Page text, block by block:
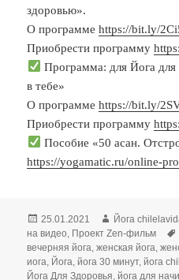
здоровью».
О программеhttps://bit.ly/
Приобрести программу
Программа: для Йога
в тебе»
О программеhttps://bit.ly/
Приобрести программу
Пособие «50 асан.
https://yogamatic.ru/online-
Опубликовано
25.01.2021 Автор
Йога
на видео Проект Zen-фильм
вечерняя йога ,женская йога ,
иога Йога ,йога 30 минут,йога
Йога Для Здоровья ,йога для